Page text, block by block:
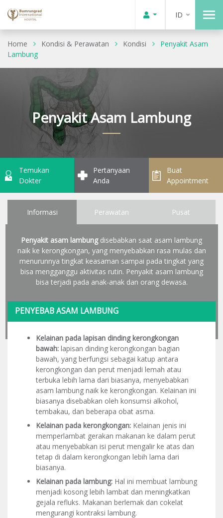
ID
Home Kondisi & Perawatan Kondisi
Penyakit Asam
Lambung
Penyakit Asam Lambung
Temukan
Dokter
Pertanyaan
Anda
Buat
Appointment
Informasi Perawatan Pusat
Penyakit asam lambungdisebabkan saat asam lambung
naik ke kerongkongan, yang menyebabkan rasa mulas dan
menurunnya tingkat keasaman sampai pada tingkat yang
bisa mengganggu aktivitas rutin. Penyakit asam lambung
bisa terjadi pada anak-anak dan orang dewasa.
PENYEBAB ASAM LAMBUNG
Kelainan pada lapisan dinding kerongkongan
bawah: lapisan dinding kerongkongan bagian
bawah, yang berfungsi sebagai katup antara
kerongkongan dan perut menjadi lemah atau
terbuka lebih lama dari biasanya, menyebabkan
asam lambung naik ke kerongkongan. Kelainan ini
biasanya disebabkan oleh konsumsi alkohol,
tembakau, dan beberapa obat asma.
Kelainan pada kerongkongan: Kelainan jenis ini
memperlambat gerakan makanan ke dalam perut
atau menyebabkan isi perut mengalir ke atas dan
tetap di dalam kerongkongan lebih lama dari
biasanya.
Kelainan pada lambung: Hal ini membuat lambung
menjadi kosong lebih lambat dan meningkatkan
gejala refluks. Makanan berlemak dan cokelat
mengurangi kontraksi lambung.